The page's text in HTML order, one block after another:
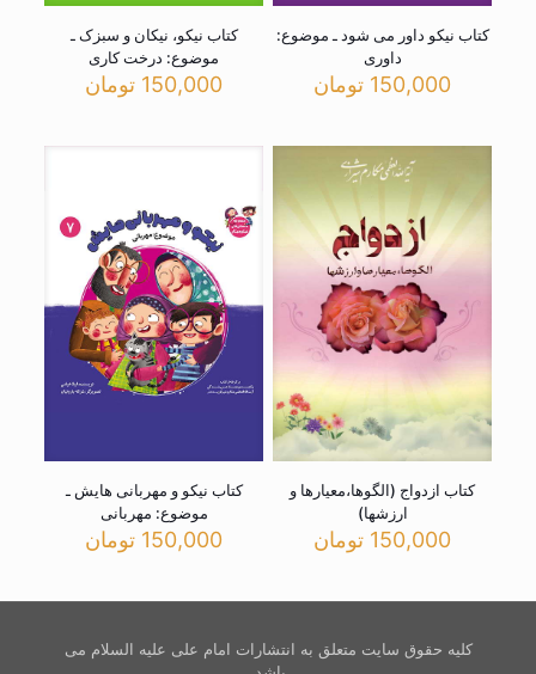
کتاب نیکو داور می شود ـ موضوع:
داوری
150,000 تومان
کتاب نیکو، نیکان و سبزک ـ
موضوع: درخت کاری
150,000 تومان
کتاب ازدواج (الگوها،معیارها و
ارزشها)
150,000 تومان
کتاب نیکو و مهربانی هایش ـ
موضوع: مهربانی
150,000 تومان
کلیه حقوق سایت متعلق به انتشارات امام علی علیه السلام می